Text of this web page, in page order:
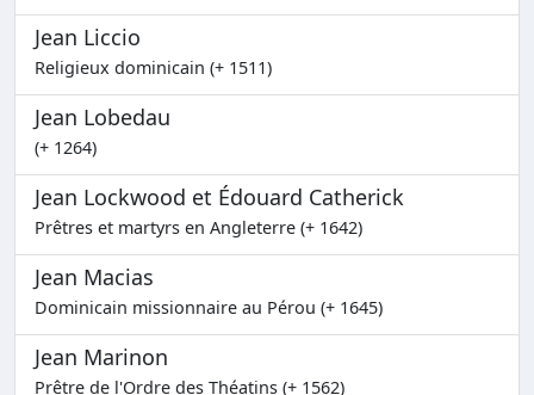
Jean Liccio
Religieux dominicain (+ 1511)
Jean Lobedau
(+ 1264)
Jean Lockwood et Édouard Catherick
Prêtres et martyrs en Angleterre (+ 1642)
Jean Macias
Dominicain missionnaire au Pérou (+ 1645)
Jean Marinon
Prêtre de l'Ordre des Théatins (+ 1562)